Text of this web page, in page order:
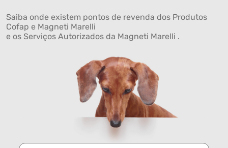
Saiba onde existem pontos de revenda dos Produtos
Cofap e Magneti Marelli
e os Serviços Autorizados da Magneti Marelli .